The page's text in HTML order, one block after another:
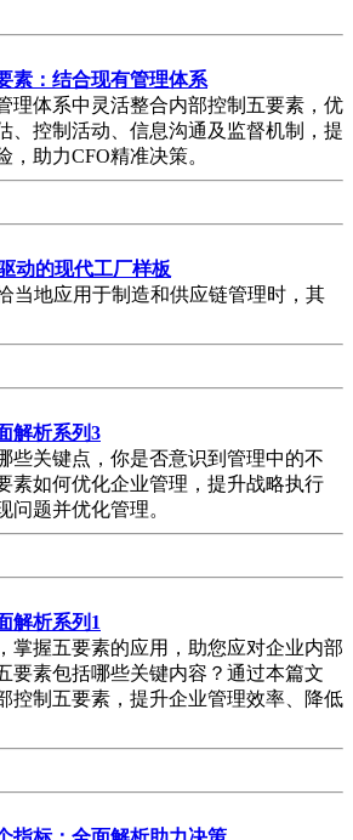
素：结合现有管理体系
理体系中灵活整合内部控制五要素，优
、控制活动、信息沟通及监督机制，提
，助力CFO精准决策。
动的现代工厂样板
当地应用于制造和供应链管理时，其
解析系列3
些关键点，你是否意识到管理中的不
素如何优化企业管理，提升战略执行
问题并优化管理。
解析系列1
掌握五要素的应用，助您应对企业内部
要素包括哪些关键内容？通过本篇文
控制五要素，提升企业管理效率、降低